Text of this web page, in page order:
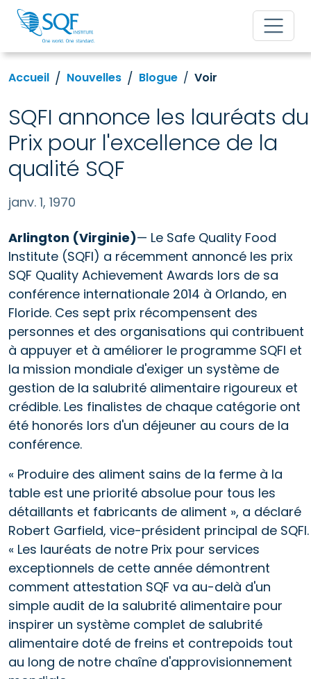
Accueil Nouvelles Blogue Voir
SQFI annonce les lauréats du
Prix pour l'excellence de la
qualité SQF
janv. 1, 1970
Arlington (Virginie)— Le Safe Quality Food
Institute (SQFI) a récemment annoncé les prix
SQF Quality Achievement Awards lors de sa
conférence internationale 2014 à Orlando, en
Floride. Ces sept prix récompensent des
personnes et des organisations qui contribuent
à appuyer et à améliorer le programme SQFI et
la mission mondiale d'exiger un système de
gestion de la salubrité alimentaire rigoureux et
crédible. Les finalistes de chaque catégorie ont
été honorés lors d'un déjeuner au cours de la
conférence.
« Produire des aliment sains de la ferme à la
table est une priorité absolue pour tous les
détaillants et fabricants de aliment », a déclaré
Robert Garfield, vice-président principal de SQFI.
« Les lauréats de notre Prix pour services
exceptionnels de cette année démontrent
comment attestation SQF va au-delà d'un
simple audit de la salubrité alimentaire pour
inspirer un système complet de salubrité
alimentaire doté de freins et contrepoids tout
au long de notre chaîne d'approvisionnement